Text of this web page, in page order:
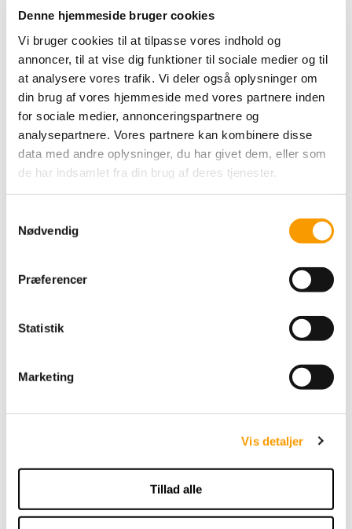
Denne hjemmeside bruger cookies
Vi bruger cookies til at tilpasse vores indhold og
annoncer, til at vise dig funktioner til sociale medier og til
at analysere vores trafik. Vi deler også oplysninger om
din brug af vores hjemmeside med vores partnere inden
for sociale medier, annonceringspartnere og
analysepartnere. Vores partnere kan kombinere disse
data med andre oplysninger, du har givet dem, eller som
de har indsamlet fra din brug af deres tjenester.
Nødvendig
Præferencer
Statistik
Marketing
Vis detaljer
Tillad alle
By Permin Scarlet -
49,00 DKK
VIS PRODUKT